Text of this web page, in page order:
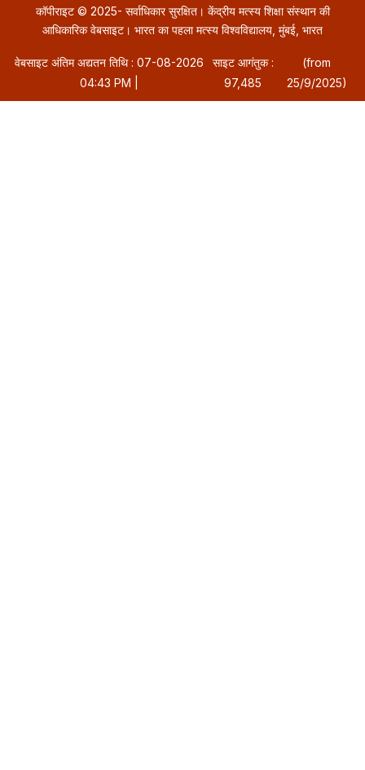
कॉपीराइट © 2025- सर्वाधिकार सुरक्षित। केंद्रीय मत्स्य शिक्षा संस्थान की
आधिकारिक वेबसाइट। भारत का पहला मत्स्य विश्वविद्यालय, मुंबई, भारत
वेबसाइट अंतिम अद्यतन तिथि : 07-08-2026
04:43 PM |
साइट आगंतुक :
97,485
(from
25/9/2025)